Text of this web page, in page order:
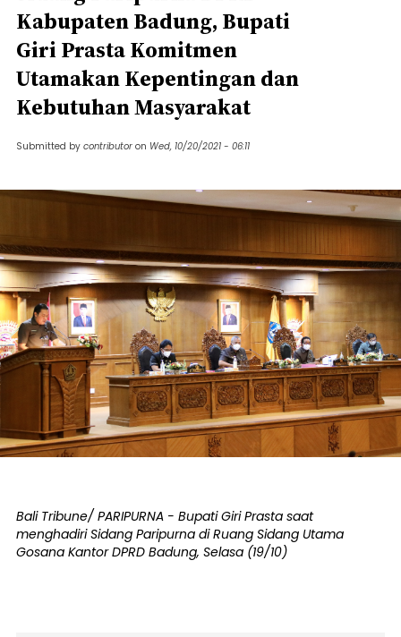
Kabupaten Badung, Bupati
Giri Prasta Komitmen
Utamakan Kepentingan dan
Kebutuhan Masyarakat
Submitted by contributor on Wed, 10/20/2021 - 06:11
Bali Tribune/ PARIPURNA - Bupati Giri Prasta saat
menghadiri Sidang Paripurna di Ruang Sidang Utama
Gosana Kantor DPRD Badung, Selasa (19/10)